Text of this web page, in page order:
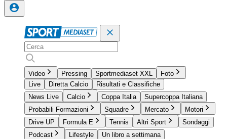
Video Pressing Sportmediaset XXL
Foto
Live
Diretta Calcio
Risultati e Classifiche
News Live
Calcio Coppa Italia
Supercoppa Italiana
Probabili Formazioni
Squadre Mercato
Motori
Drive UP
Formula E Tennis Altri Sport
Sondaggi
Podcast
Lifestyle
Un libro a settimana